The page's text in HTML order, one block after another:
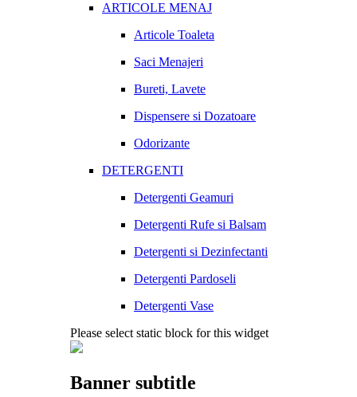
ARTICOLE MENAJ
Articole Toaleta
Saci Menajeri
Bureti, Lavete
Dispensere si Dozatoare
Odorizante
DETERGENTI
Detergenti Geamuri
Detergenti Rufe si Balsam
Detergenti si Dezinfectanti
Detergenti Pardoseli
Detergenti Vase
Please select static block for this widget
Banner subtitle